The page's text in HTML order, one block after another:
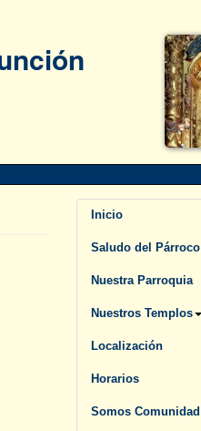
Inicio
Saludo del Párroco
Nuestra Parroquia
Nuestros Templos
Localización
Horarios
Somos Comunidad